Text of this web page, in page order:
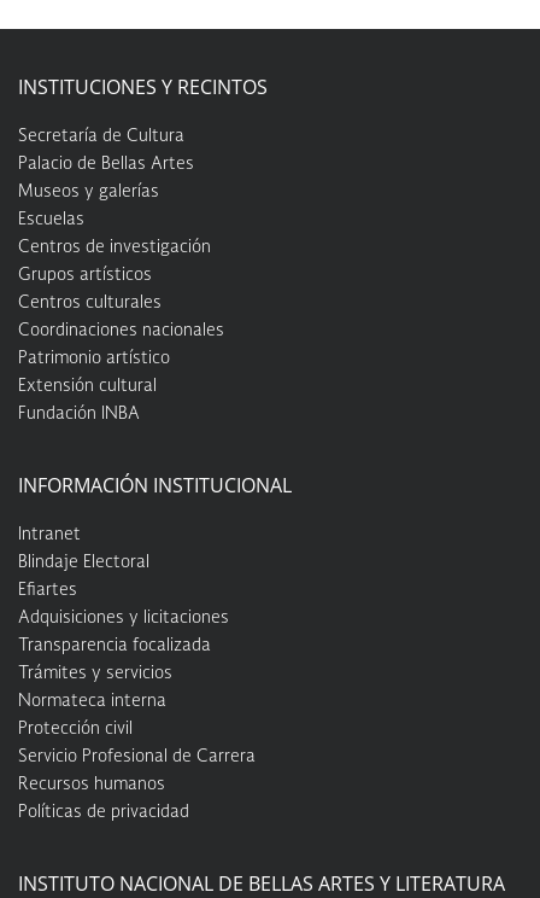
INSTITUCIONES Y RECINTOS
Secretaría de Cultura
Palacio de Bellas Artes
Museos y galerías
Escuelas
Centros de investigación
Grupos artísticos
Centros culturales
Coordinaciones nacionales
Patrimonio artístico
Extensión cultural
Fundación INBA
INFORMACIÓN INSTITUCIONAL
Intranet
Blindaje Electoral
Efiartes
Adquisiciones y licitaciones
Transparencia focalizada
Trámites y servicios
Normateca interna
Protección civil
Servicio Profesional de Carrera
Recursos humanos
Políticas de privacidad
INSTITUTO NACIONAL DE BELLAS ARTES Y LITERATURA